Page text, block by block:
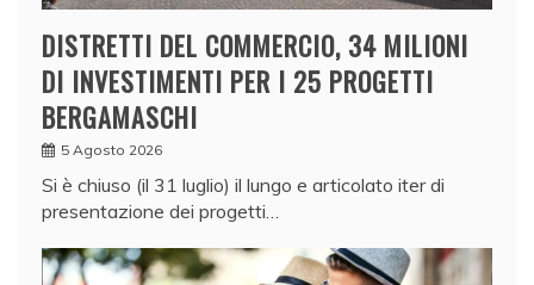
DISTRETTI DEL COMMERCIO, 34 MILIONI
DI INVESTIMENTI PER I 25 PROGETTI
BERGAMASCHI
5 Agosto 2026
Si è chiuso (il 31 luglio) il lungo e articolato iter di
presentazione dei progetti…